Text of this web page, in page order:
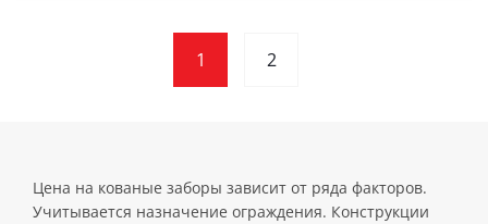
1 2
Цена на кованые заборы зависит от ряда факторов.
Учитывается назначение ограждения. Конструкции